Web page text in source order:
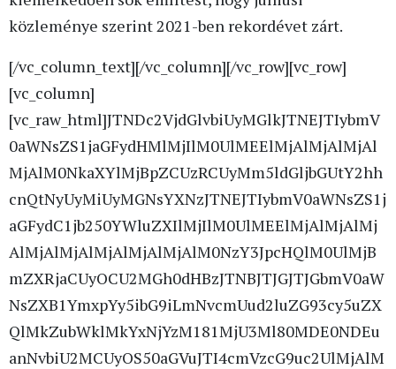
közleménye szerint 2021-ben rekordévet zárt.
[/vc_column_text][/vc_column][/vc_row][vc_row]
[vc_column]
[vc_raw_html]JTNDc2VjdGlvbiUyMGlkJTNEJTIybmV
0aWNsZS1jaGFydHMlMjIlM0UlMEElMjAlMjAlMjAl
MjAlM0NkaXYlMjBpZCUzRCUyMm5ldGljbGUtY2hh
cnQtNyUyMiUyMGNsYXNzJTNEJTIybmV0aWNsZS1j
aGFydC1jb250YWluZXIlMjIlM0UlMEElMjAlMjAlMj
AlMjAlMjAlMjAlMjAlMjAlM0NzY3JpcHQlM0UlMjB
mZXRjaCUyOCU2MGh0dHBzJTNBJTJGJTJGbmV0aW
NsZXB1YmxpYy5ibG9iLmNvcmUud2luZG93cy5uZX
QlMkZubWklMkYxNjYzM181MjU3Ml80MDE0NDEu
anNvbiU2MCUyOS50aGVuJTI4cmVzcG9uc2UlMjAlM